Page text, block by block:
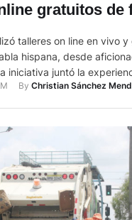
gratuitos de
talleres on line en vivo
hispana, desde
iniciativa juntó la
y fotógrafos,
conocimientos en captura
By Christian Sánchez